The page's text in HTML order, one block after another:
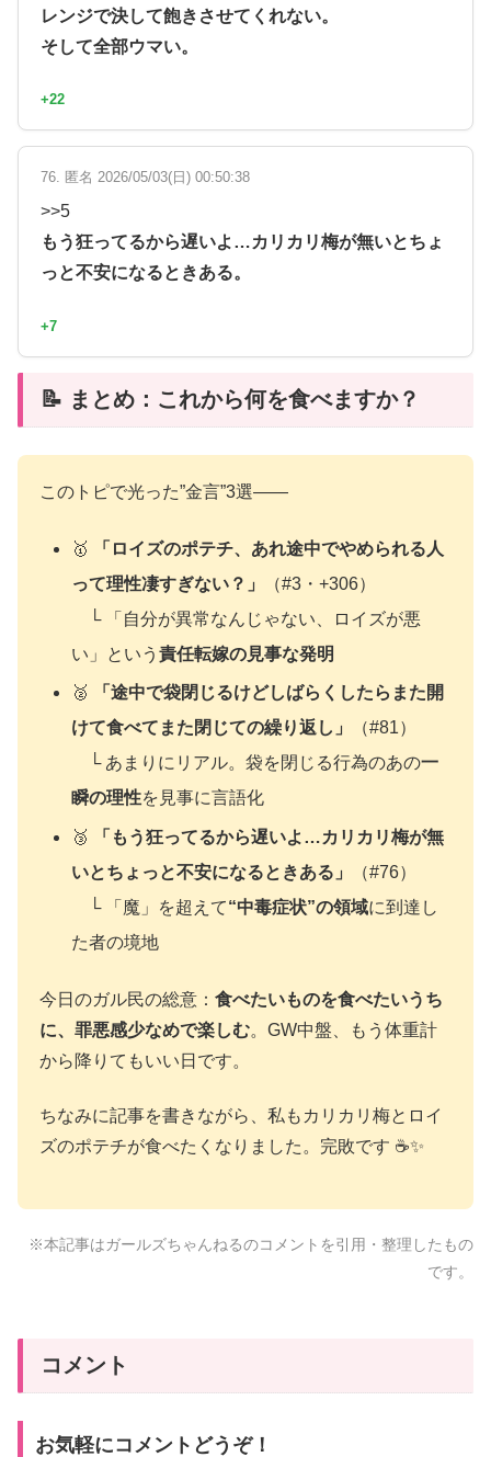
レンジで決して飽きさせてくれない。
そして全部ウマい。
+22
76. 匿名 2026/05/03(日) 00:50:38
>>5
もう狂ってるから遅いよ…カリカリ梅が無いとちょ
っと不安になるときある。
+7
📝 まとめ：これから何を食べますか？
このトピで光った”金言”3選——
🥇
「ロイズのポテチ、あれ途中でやめられる人
って理性凄すぎない？」
（#3・+306）
└ 「自分が異常なんじゃない、ロイズが悪
い」という責任転嫁の見事な発明
🥈
「途中で袋閉じるけどしばらくしたらまた開
けて食べてまた閉じての繰り返し」
（#81）
└ あまりにリアル。袋を閉じる行為のあの一
瞬の理性を見事に言語化
🥉
「もう狂ってるから遅いよ…カリカリ梅が無
いとちょっと不安になるときある」
（#76）
└ 「魔」を超えて“中毒症状”の領域に到達し
た者の境地
今日のガル民の総意： 食べたいものを食べたいうち
に、罪悪感少なめで楽しむ。GW中盤、もう体重計
から降りてもいい日です。
ちなみに記事を書きながら、私もカリカリ梅とロイ
ズのポテチが食べたくなりました。完敗です ☕✨
※本記事はガールズちゃんねるのコメントを引用・整理したもの
です。
コメント
お気軽にコメントどうぞ！